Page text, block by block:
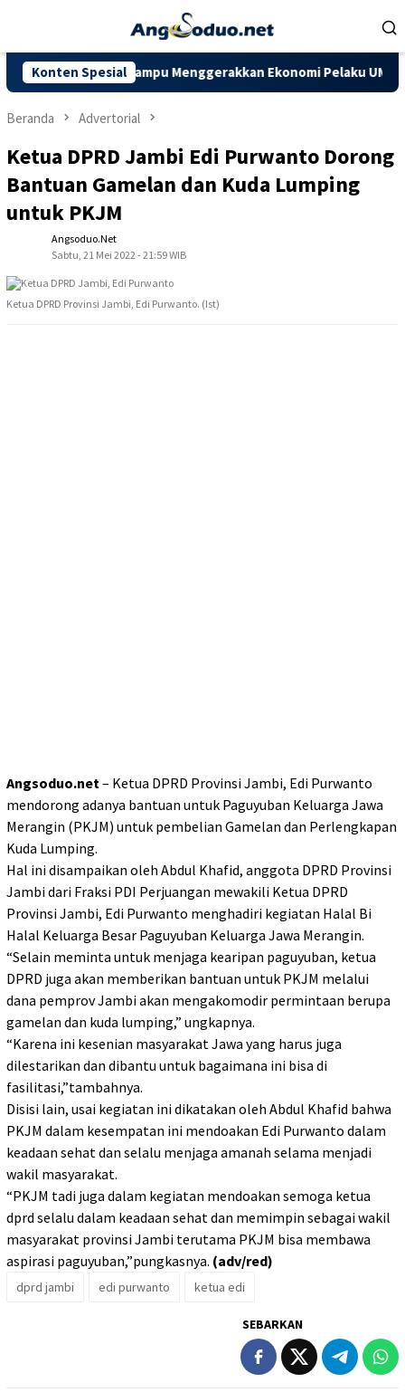
Konten Spesial
Mampu Menggerakkan Ekonomi Pelaku UMKM
Beranda Advertorial
Ketua DPRD Jambi Edi Purwanto Dorong
Bantuan Gamelan dan Kuda Lumping
untuk PKJM
Angsoduo.net
Sabtu, 21 Mei 2022 - 21:59 WIB
Ketua DPRD Provinsi Jambi, Edi Purwanto. (Ist)
Angsoduo.net– Ketua DPRD Provinsi Jambi, Edi Purwanto
mendorong adanya bantuan untuk Paguyuban Keluarga Jawa
Merangin (PKJM) untuk pembelian Gamelan dan Perlengkapan
Kuda Lumping.
Hal ini disampaikan oleh Abdul Khafid, anggota DPRD Provinsi
Jambi dari Fraksi PDI Perjuangan mewakili Ketua DPRD
Provinsi Jambi, Edi Purwanto menghadiri kegiatan Halal Bi
Halal Keluarga Besar Paguyuban Keluarga Jawa Merangin.
“Selain meminta untuk menjaga kearipan paguyuban, ketua
DPRD juga akan memberikan bantuan untuk PKJM melalui
dana pemprov Jambi akan mengakomodir permintaan berupa
gamelan dan kuda lumping,” ungkapnya.
“Karena ini kesenian masyarakat Jawa yang harus juga
dilestarikan dan dibantu untuk bagaimana ini bisa di
fasilitasi,”tambahnya.
Disisi lain, usai kegiatan ini dikatakan oleh Abdul Khafid bahwa
PKJM dalam kesempatan ini mendoakan Edi Purwanto dalam
keadaan sehat dan selalu menjaga amanah selama menjadi
wakil masyarakat.
“PKJM tadi juga dalam kegiatan mendoakan semoga ketua
dprd selalu dalam keadaan sehat dan memimpin sebagai wakil
masyarakat provinsi Jambi terutama PKJM bisa membawa
aspirasi paguyuban,”pungkasnya. (adv/red)
dprd jambi edi purwanto ketua edi
SEBARKAN